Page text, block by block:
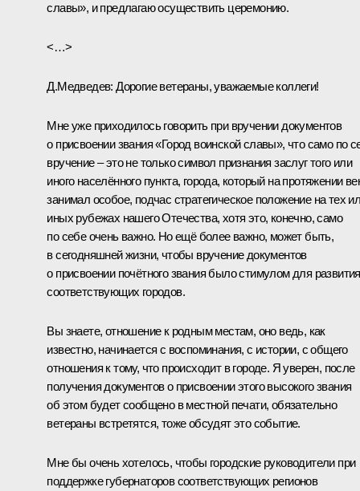
славы», и предлагаю осуществить церемонию.
<…>
Д.Медведев: Дорогие ветераны, уважаемые коллеги!
Мне уже приходилось говорить при вручении документов
о присвоении звания «Город воинской славы», что само по
вручение – это не только символ признания заслуг того или
иного населённого пункта, города, который на протяжении
занимал особое, подчас стратегическое положение на тех
иных рубежах нашего Отечества, хотя это, конечно, само
по себе очень важно. Но ещё более важно, может быть,
в сегодняшней жизни, чтобы вручение документов
о присвоении почётного звания было стимулом для развития
соответствующих городов.
Вы знаете, отношение к родным местам, оно ведь, как
известно, начинается с воспоминания, с истории, с общего
отношения к тому, что происходит в городе. Я уверен, после
получения документов о присвоении этого высокого звания
об этом будет сообщено в местной печати, обязательно
ветераны встретятся, тоже обсудят это событие.
Мне бы очень хотелось, чтобы городские руководители при
поддержке губернаторов соответствующих регионов